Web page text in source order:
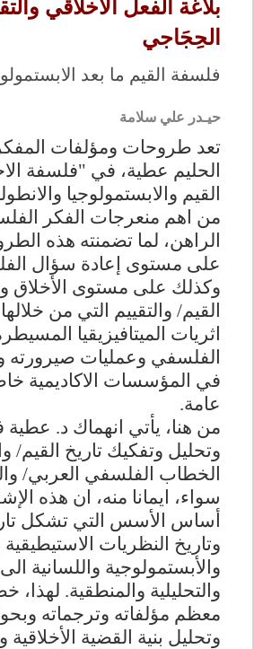
بلاغة الفعل الأخلاقي
الحِجَاجي
فلسفة القيم ما بعد
حيـدر علي سلامة
تعد طروحات ومؤلفات
الحليم عطية، في "فلسفة
القيم والابستمولوجيا
من اهم منعرجات الفكر
الراهن، لما تضمنته هذه
على مستوى إعادة سؤال
وكذلك على مستوى الأخلاق
القيم/ والتقييم التي من
اثريات الميتافيزيقيا
الفلسفي وعمليات صيرورته
في المؤسسات الاكاديمية
عامة.
من هنا، يأتي انهماك د.
وتحليل وتفكيك تاريخ القيم/
الخطاب الفلسفي العربي/
سواء، ايمانا منه، ان هذه
أساس الأسس التي تشكل
وتاريخ النظريات الاستيطيقية
والأبستمولوجية واللسانية
والتحليلية والمنطقية.
معظم مؤلفاته وترجماته
وتحليل بنية القضية الأخلاقية